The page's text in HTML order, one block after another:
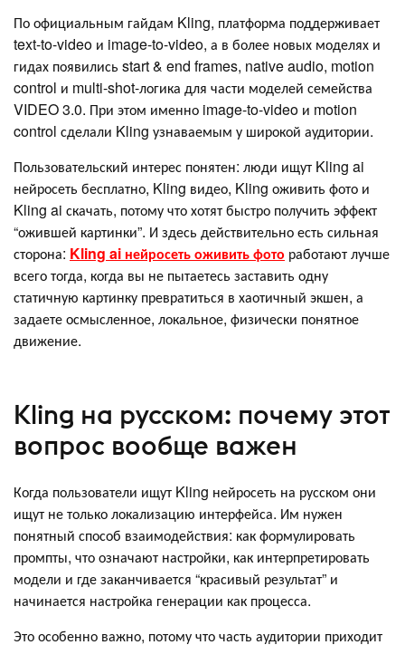
По официальным гайдам Kling, платформа поддерживает
text-to-video и image-to-video, а в более новых моделях и
гидах появились start & end frames, native audio, motion
control и multi-shot-логика для части моделей семейства
VIDEO 3.0. При этом именно image-to-video и motion
control сделали Kling узнаваемым у широкой аудитории.
Пользовательский интерес понятен: люди ищут Kling ai
нейросеть бесплатно, Kling видео, Kling оживить фото и
Kling ai скачать, потому что хотят быстро получить эффект
“ожившей картинки”. И здесь действительно есть сильная
сторона: Kling ai нейросеть оживить фото работают лучше
всего тогда, когда вы не пытаетесь заставить одну
статичную картинку превратиться в хаотичный экшен, а
задаете осмысленное, локальное, физически понятное
движение.
Kling на русском: почему этот
вопрос вообще важен
Когда пользователи ищут Kling нейросеть на русском они
ищут не только локализацию интерфейса. Им нужен
понятный способ взаимодействия: как формулировать
промпты, что означают настройки, как интерпретировать
модели и где заканчивается “красивый результат” и
начинается настройка генерации как процесса.
Это особенно важно, потому что часть аудитории приходит